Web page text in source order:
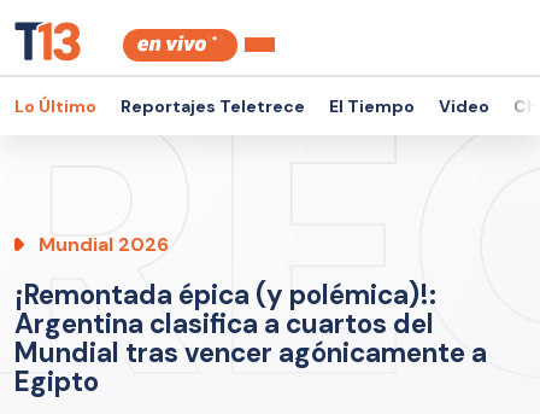
Lo Último Reportajes Teletrece El Tiempo Video
Mundial 2026
¡Remontada épica (y polémica)!:
Argentina clasifica a cuartos del
Mundial tras vencer agónicamente a
Egipto